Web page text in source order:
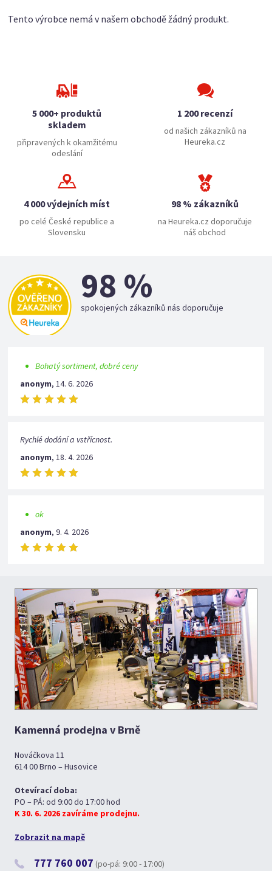
Tento výrobce nemá v našem obchodě žádný produkt.
5 000+ produktů
skladem
připravených k okamžitému
odeslání
1 200 recenzí
od našich zákazníků na
Heureka.cz
4 000 výdejních míst
po celé České republice a
Slovensku
98 % zákazníků
na Heureka.cz doporučuje
náš obchod
98 %
spokojených zákazníků nás doporučuje
Bohatý sortiment, dobré ceny
anonym,14. 6. 2026
Rychlé dodání a vstřícnost.
anonym,18. 4. 2026
ok
anonym,9. 4. 2026
Kamenná prodejna v Brně
Nováčkova 11
614 00 Brno – Husovice
Otevírací doba:
PO – PÁ: od 9:00 do 17:00 hod
K 30. 6. 2026 zavíráme prodejnu.
Zobrazit na mapě
777 760 007 (po-pá: 9:00 - 17:00)